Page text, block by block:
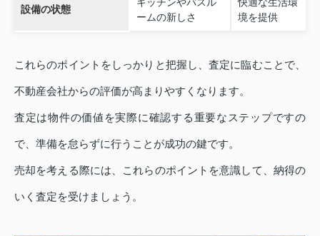
設備の状態
ームの新しさ
境を提供
これらのポイントをしっかりと把握し、査定に臨むことで、
不動産会社からの評価が高まりやすくなります。
査定は物件の価値を実際に確認する重要なステップですの
で、準備を怠らずに行うことが成功の鍵です。
売却を考える際には、これらのポイントを意識して、納得の
いく査定を受けましょう。